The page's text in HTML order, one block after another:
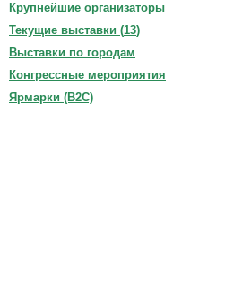
Крупнейшие организаторы
Текущие выставки (13)
Выставки по городам
Конгрессные мероприятия
Ярмарки (B2C)